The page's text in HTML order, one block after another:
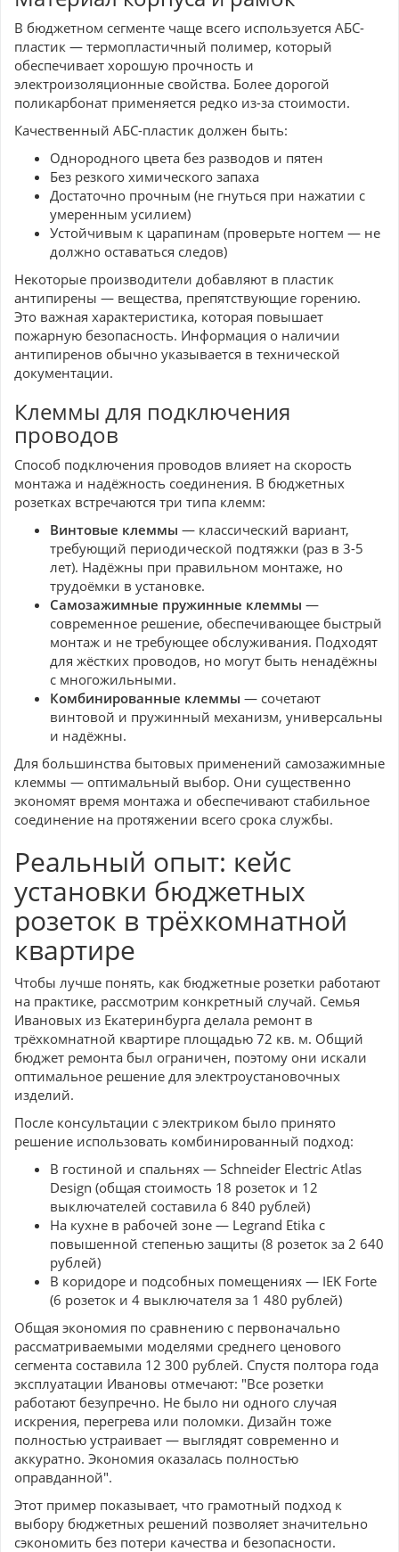
В бюджетном сегменте чаще всего используется АБС-
пластик — термопластичный полимер, который
обеспечивает хорошую прочность и
электроизоляционные свойства. Более дорогой
поликарбонат применяется редко из-за стоимости.
Качественный АБС-пластик должен быть:
Однородного цвета без разводов и пятен
Без резкого химического запаха
Достаточно прочным (не гнуться при нажатии с
умеренным усилием)
Устойчивым к царапинам (проверьте ногтем — не
должно оставаться следов)
Некоторые производители добавляют в пластик
антипирены — вещества, препятствующие горению.
Это важная характеристика, которая повышает
пожарную безопасность. Информация о наличии
антипиренов обычно указывается в технической
документации.
Клеммы для подключения
проводов
Способ подключения проводов влияет на скорость
монтажа и надёжность соединения. В бюджетных
розетках встречаются три типа клемм:
Винтовые клеммы — классический вариант,
требующий периодической подтяжки (раз в 3-5
лет). Надёжны при правильном монтаже, но
трудоёмки в установке.
Самозажимные пружинные клеммы —
современное решение, обеспечивающее быстрый
монтаж и не требующее обслуживания. Подходят
для жёстких проводов, но могут быть ненадёжны
с многожильными.
Комбинированные клеммы — сочетают
винтовой и пружинный механизм, универсальны
и надёжны.
Для большинства бытовых применений самозажимные
клеммы — оптимальный выбор. Они существенно
экономят время монтажа и обеспечивают стабильное
соединение на протяжении всего срока службы.
Реальный опыт: кейс
установки бюджетных
розеток в трёхкомнатной
квартире
Чтобы лучше понять, как бюджетные розетки работают
на практике, рассмотрим конкретный случай. Семья
Ивановых из Екатеринбурга делала ремонт в
трёхкомнатной квартире площадью 72 кв. м. Общий
бюджет ремонта был ограничен, поэтому они искали
оптимальное решение для электроустановочных
изделий.
После консультации с электриком было принято
решение использовать комбинированный подход:
В гостиной и спальнях — Schneider Electric Atlas
Design (общая стоимость 18 розеток и 12
выключателей составила 6 840 рублей)
На кухне в рабочей зоне — Legrand Etika с
повышенной степенью защиты (8 розеток за 2 640
рублей)
В коридоре и подсобных помещениях — IEK Forte
(6 розеток и 4 выключателя за 1 480 рублей)
Общая экономия по сравнению с первоначально
рассматриваемыми моделями среднего ценового
сегмента составила 12 300 рублей. Спустя полтора года
эксплуатации Ивановы отмечают: "Все розетки
работают безупречно. Не было ни одного случая
искрения, перегрева или поломки. Дизайн тоже
полностью устраивает — выглядят современно и
аккуратно. Экономия оказалась полностью
оправданной".
Этот пример показывает, что грамотный подход к
выбору бюджетных решений позволяет значительно
сэкономить без потери качества и безопасности.